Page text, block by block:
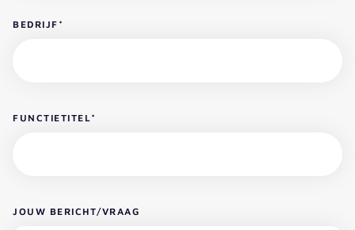
BEDRIJF *
FUNCTIETITEL*
JOUW BERICHT/VRAAG